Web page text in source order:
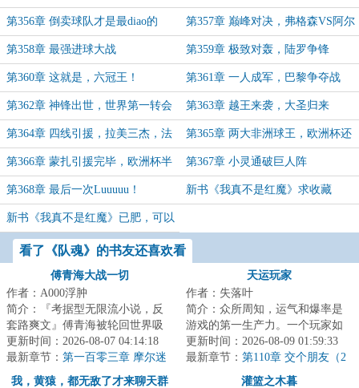
指五冠王 连败？
第356章 倒卖球队才是最diao的 第357章 巅峰对决，弗格森VS阿尔
弗雷德
第358章 最强进球大战 第359章 极致对轰，陆罗争锋
第360章 这就是，六冠王！ 第361章 一人成军，巴黎争夺战
第362章 神锋出世，世界第一转会
身价
第363章 越王来袭，大圣归来
第364章 四线引援，拉美三杰，法
国双核
第365章 两大非洲球王，欧洲杯还
得看扬
第366章 蒙扎引援完毕，欧洲杯半
决赛VS德国战车
第367章 小灵通破巨人阵
第368章 最后一次Luuuuu！ 新书《我真不是红魔》求收藏
新书《我真不是红魔》已肥，可以
开宰看了《队魂》的书友还喜欢看
傅青海大战一切
作者：A000浮肿
简介：『考据型无限流小说，反
套路爽文』傅青海被轮回世界吸
入了，当他目睹了异形大战食死
徒、绝地武士大...
更新时间：2026-08-07 04:14:18
最新章节： 第一百零三章 摩尔迷
踪
天运玩家
作者：失落叶
简介：众所周知，运气和爆率是
游戏的第一生产力。一个玩家如
果失去运气，将举步维艰。而
我，气运加身，天...
更新时间：2026-08-09 01:59:33
最新章节： 第110章 交个朋友（2
我，黄猿，都无敌了才来聊天群
灌篮之木暮